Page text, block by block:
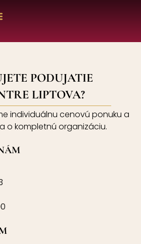
PODUJATIE
LIPTOVA?
individuálnu cenovú ponuku a
o kompletnú organizáciu.